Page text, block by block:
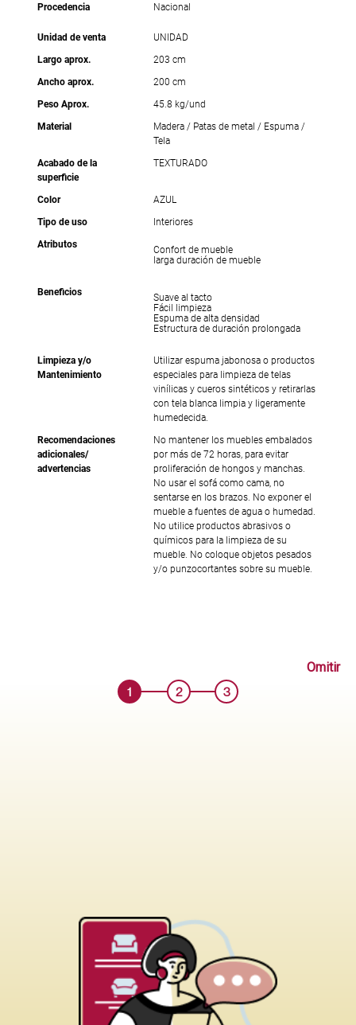
Procedencia Nacional
Unidad de venta
UNIDAD
Largo aprox.
203 cm
Ancho aprox.
200 cm
Peso Aprox.
45.8 kg/und
Material
Madera / Patas de metal / Espuma /
Tela
Acabado de la
superficie
TEXTURADO
Color
AZUL
Tipo de uso
Interiores
Atributos
Confort de mueble
larga duración de mueble
Beneficios
Suave al tacto
Fácil limpieza
Espuma de alta densidad
Estructura de duración prolongada
Limpieza y/o
Mantenimiento
Utilizar espuma jabonosa o productos
especiales para limpieza de telas
vinílicas y cueros sintéticos y retirarlas
con tela blanca limpia y ligeramente
humedecida.
Recomendaciones
adicionales/
advertencias
No mantener los muebles embalados
por más de 72 horas, para evitar
proliferación de hongos y manchas.
No usar el sofá como cama, no
sentarse en los brazos. No exponer el
mueble a fuentes de agua o humedad.
No utilice productos abrasivos o
químicos para la limpieza de su
mueble. No coloque objetos pesados
y/o punzocortantes sobre su mueble.